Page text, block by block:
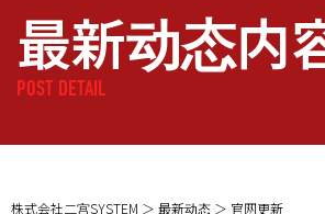
最新动态内
POST DETAIL
株式会社二宫SYSTEM 最新动态 官网更新